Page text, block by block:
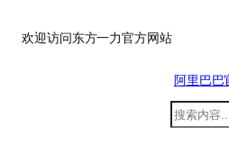
至欢迎访问东方一力官方网站
阿里巴巴
搜
索